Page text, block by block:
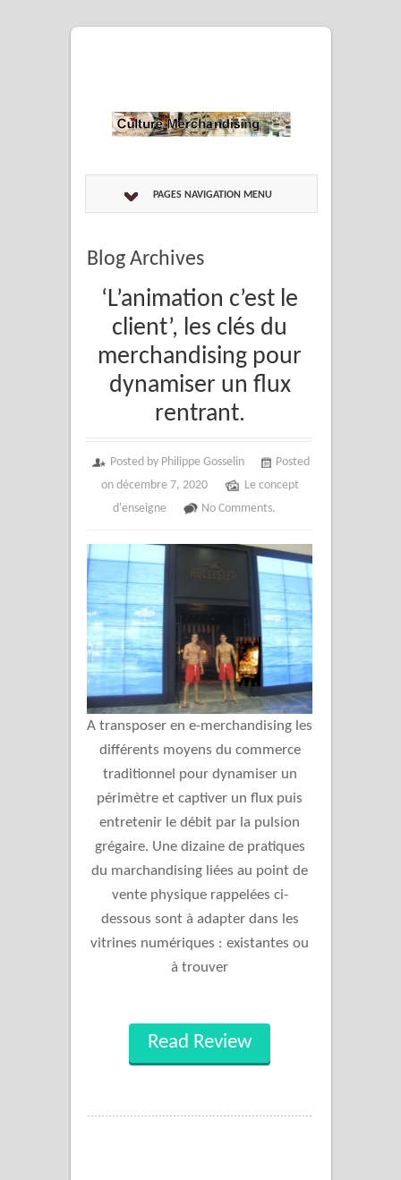
PAGES NAVIGATION MENU
Blog Archives
‘L’animation c’est le
client’, les clés du
merchandising pour
dynamiser un flux
rentrant.
Posted by Philippe Gosselin
Posted
on décembre 7, 2020
Le concept
d'enseigne
No Comments.
A transposer en e-merchandising les
différents moyens du commerce
traditionnel pour dynamiser un
périmètre et captiver un flux puis
entretenir le débit par la pulsion
grégaire. Une dizaine de pratiques
du marchandising liées au point de
vente physique rappelées ci-
dessous sont à adapter dans les
vitrines numériques : existantes ou
à trouver
Read Review